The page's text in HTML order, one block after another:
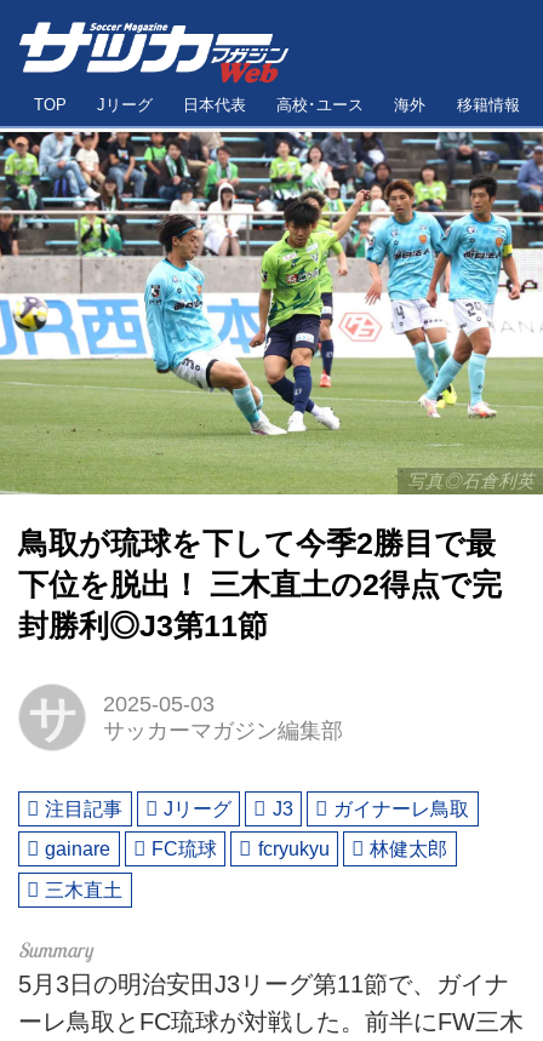
TOP Jリーグ 日本代表 高校･ユース 海外 移籍情報
写真◎石倉利英
鳥取が琉球を下して今季2勝目で最
下位を脱出！ 三木直土の2得点で完
封勝利◎J3第11節
サ
2025-05-03
サッカーマガジン編集部
注目記事 Jリーグ J3
ガイナーレ鳥取
gainare
FC琉球 fcryukyu
林健太郎
三木直土
5月3日の明治安田J3リーグ第11節で、ガイナ
ーレ鳥取とFC琉球が対戦した。前半にFW三木